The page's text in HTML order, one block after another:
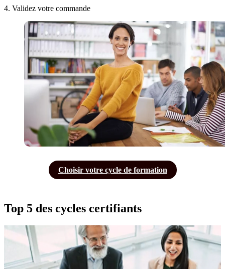
4. Validez votre commande
Choisir votre cycle de formation
Top 5 des cycles certifiants